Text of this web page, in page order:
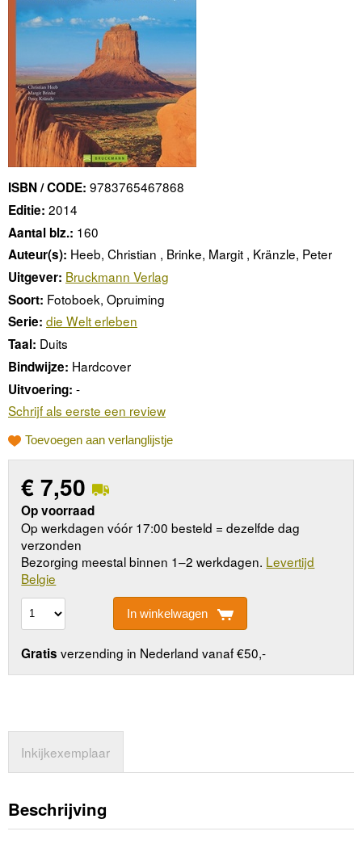
ISBN / CODE: 9783765467868
Editie: 2014
Aantal blz.: 160
Auteur(s): Heeb, Christian , Brinke, Margit , Kränzle, Peter
Uitgever: Bruckmann Verlag
Soort: Fotoboek, Opruiming
Serie: die Welt erleben
Taal: Duits
Bindwijze: Hardcover
Uitvoering: -
Schrijf als eerste een review
Toevoegen aan verlanglijstje
€7,50
Op voorraad
Op werkdagen vóór 17:00 besteld = dezelfde dag
verzonden
Bezorging meestal binnen 1–2 werkdagen. Levertijd
Belgie
In winkelwagen
Gratis verzending in Nederland vanaf €50,-
Inkijkexemplaar
Beschrijving